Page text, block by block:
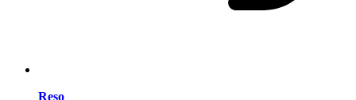
Reso